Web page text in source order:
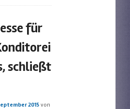
für
schließt
2015 von